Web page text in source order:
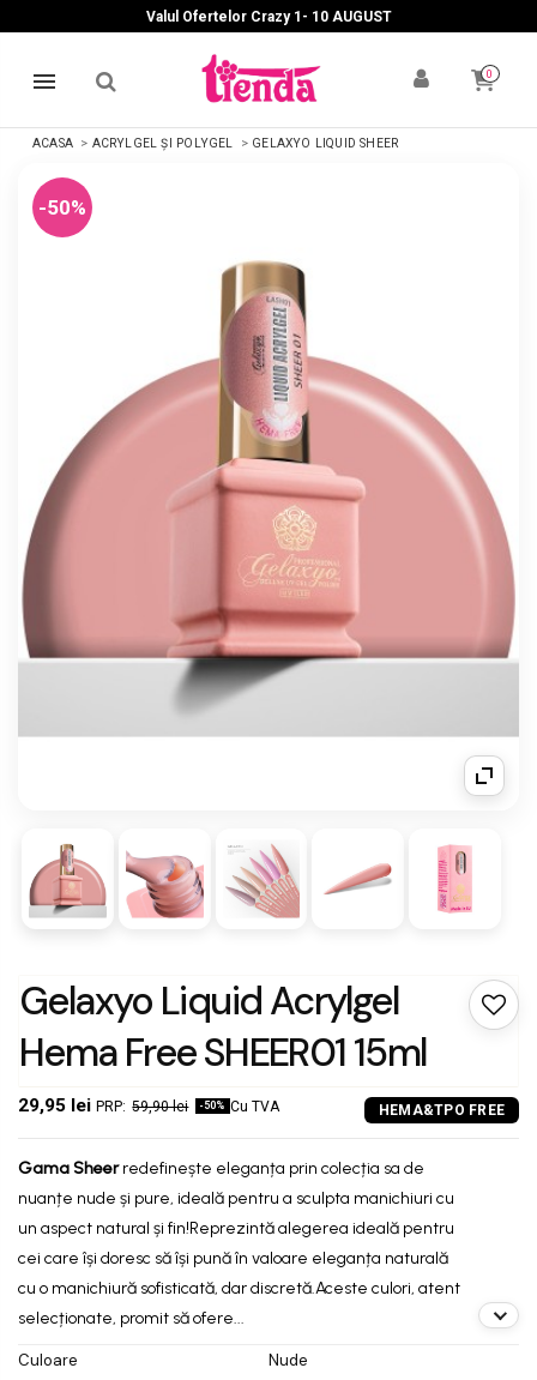
Valul Ofertelor Crazy 1- 10 AUGUST
0
ACASA ACRYLGEL ȘI POLYGEL GELAXYO LIQUID SHEER
-50%
Gelaxyo Liquid Acrylgel
Hema Free SHEER01 15ml
29,95 lei 59,90 lei -50% Cu TVA
Gama Sheerredefinește eleganța prin colecția sa de
nuanțe nude și pure, ideală pentru a sculpta manichiuri cu
un aspect natural și fin!Reprezintă alegerea ideală pentru
cei care își doresc să își pună în valoare eleganța naturală
cu o manichiură sofisticată, dar discretă.Aceste culori, atent
selecționate, promit să ofere...
Culoare
Nude